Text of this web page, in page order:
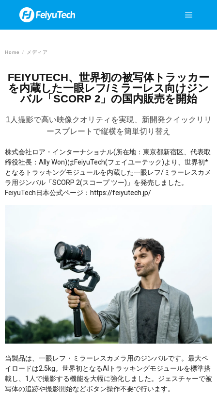
Home / メディア
FEIYUTECH、世界初の被写体トラッカー
を内蔵した一眼レフ/ミラーレス向けジン
バル「SCORP 2」の国内販売を開始
1人撮影で高い映像クオリティを実現、新開発クイックリリ
ースプレートで縦横を簡単切り替え
株式会社ロア・インターナショナル(所在地：東京都新宿区、代表取
締役社長：Ally Won)はFeiyuTech(フェイユーテック)より、世界初*
となるトラッキングモジュールを内蔵した一眼レフ/ミラーレスカメ
ラ用ジンバル「SCORP 2(スコープ ツー)」を発売しました。
FeiyuTech日本公式ページ： https://feiyutech.jp/
当製品は、一眼レフ・ミラーレスカメラ用のジンバルです。最大ペ
イロードは2.5kg。世界初となるAIトラッキングモジュールを標準搭
載し、1人で撮影する機能を大幅に強化しました。ジェスチャーで被
写体の追跡や撮影開始などボタン操作不要で行います。